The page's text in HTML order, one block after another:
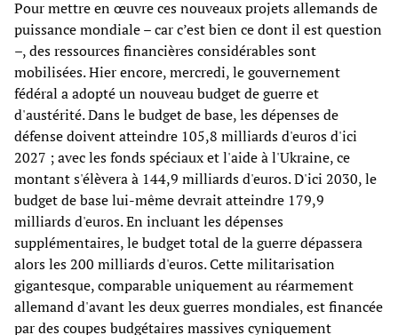
Pour mettre en œuvre ces nouveaux projets allemands de
puissance mondiale – car c’est bien ce dont il est question
–, des ressources financières considérables sont
mobilisées. Hier encore, mercredi, le gouvernement
fédéral a adopté un nouveau budget de guerre et
d'austérité. Dans le budget de base, les dépenses de
défense doivent atteindre 105,8 milliards d'euros d'ici
2027 ; avec les fonds spéciaux et l'aide à l'Ukraine, ce
montant s'élèvera à 144,9 milliards d'euros. D'ici 2030, le
budget de base lui-même devrait atteindre 179,9
milliards d'euros. En incluant les dépenses
supplémentaires, le budget total de la guerre dépassera
alors les 200 milliards d'euros. Cette militarisation
gigantesque, comparable uniquement au réarmement
allemand d'avant les deux guerres mondiales, est financée
par des coupes budgétaires massives cyniquement